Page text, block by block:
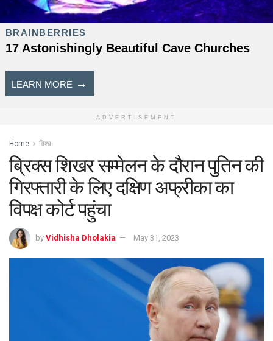
ADVERTISEMENT
Home विश्व
ब्रिक्स शिखर सम्मेलन के दौरान पुतिन की
गिरफ्तारी के लिए दक्षिण अफ्रीका का
विपक्ष कोर्ट पहुंचा
by Vidhisha Dholakia May 31, 2023